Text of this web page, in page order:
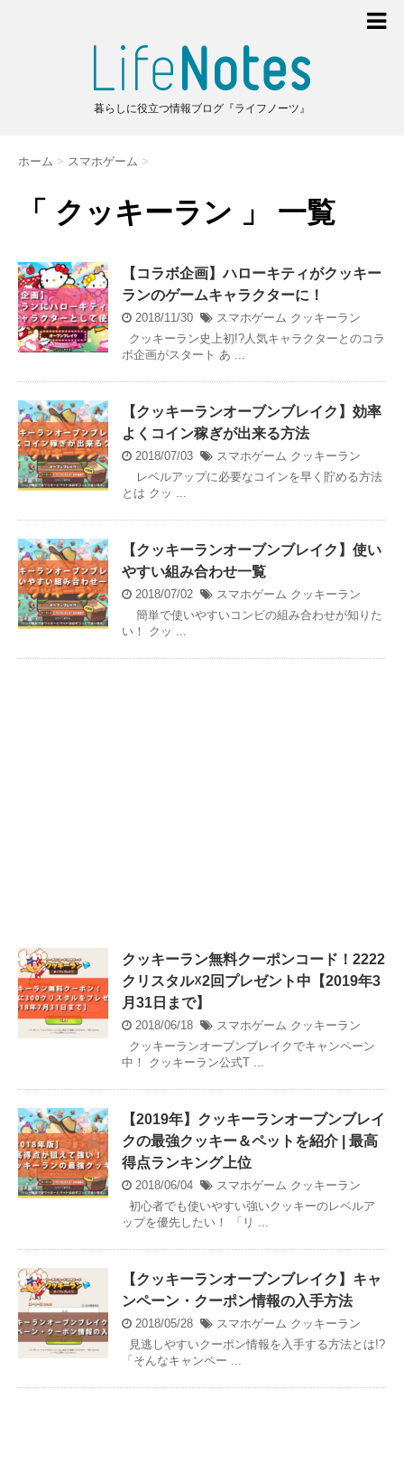
暮らしに役立つ情報ブログ『ライフノーツ』
ホーム > スマホゲーム >
「 クッキーラン 」 一覧
【コラボ企画】ハローキティがクッキー
ランのゲームキャラクターに！
2018/11/30 スマホゲーム クッキーラン
クッキーラン史上初!?人気キャラクターとのコラ
ボ企画がスタート あ ...
【クッキーランオーブンブレイク】効率
よくコイン稼ぎが出来る方法
2018/07/03 スマホゲーム クッキーラン
レベルアップに必要なコインを早く貯める方法
とは クッ ...
【クッキーランオーブンブレイク】使い
やすい組み合わせ一覧
2018/07/02 スマホゲーム クッキーラン
簡単で使いやすいコンビの組み合わせが知りた
い！ クッ ...
クッキーラン無料クーポンコード！2222
クリスタル☓2回プレゼント中【2019年3
月31日まで】
2018/06/18 スマホゲーム クッキーラン
クッキーランオーブンブレイクでキャンペーン
中！ クッキーラン公式T ...
【2019年】クッキーランオーブンブレイ
クの最強クッキー＆ペットを紹介 | 最高
得点ランキング上位
2018/06/04 スマホゲーム クッキーラン
初心者でも使いやすい強いクッキーのレベルア
ップを優先したい！ 「リ ...
【クッキーランオーブンブレイク】キャ
ンペーン・クーポン情報の入手方法
2018/05/28 スマホゲーム クッキーラン
見逃しやすいクーポン情報を入手する方法とは!?
「そんなキャンペー ...